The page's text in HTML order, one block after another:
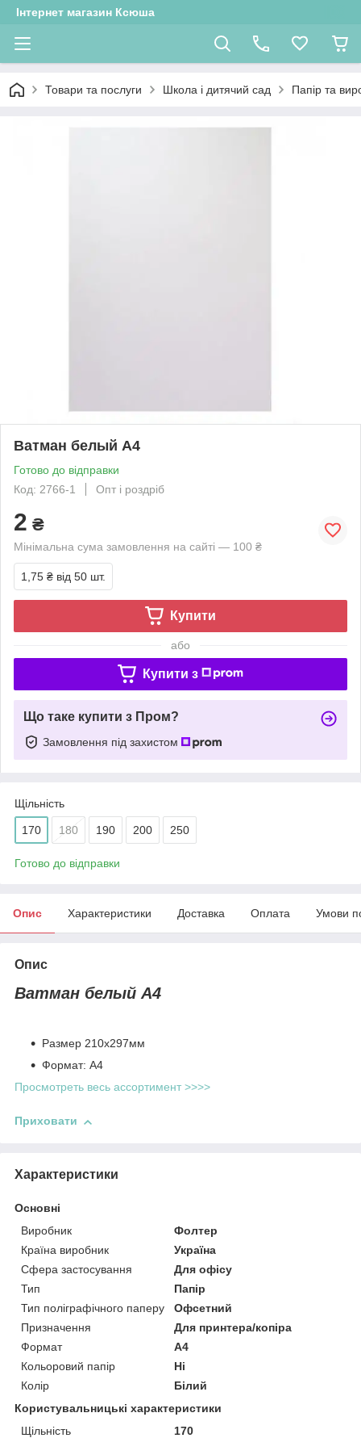
Інтернет магазин Ксюша
Товари та послуги Школа і дитячий сад Папір та
Ватман белый А4
Готово до відправки
Код: 2766-1
Опт і роздріб
2 ₴
Мінімальна сума замовлення на сайті — 100 ₴
1,75 ₴ від 50 шт.
Купити
або
Купити з
Що таке купити з Пром?
Замовлення під захистом
Щільність
170 180 190 200 250
Готово до відправки
Опис Характеристики Доставка Оплата Умови
Опис
Ватман белый А4
Размер 210х297мм
Формат: А4
Просмотреть весь ассортимент >>>>
Приховати
Характеристики
Основні
Виробник
Фолтер
Країна виробник
Україна
Сфера застосування
Для офісу
Тип
Папір
Тип поліграфічного паперу
Офсетний
Призначення
Для принтера/копіра
Формат
A4
Кольоровий папір
Ні
Колір
Білий
Користувальницькі характеристики
Щільність
170